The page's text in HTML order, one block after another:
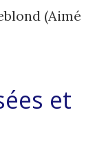
(Aimé
et